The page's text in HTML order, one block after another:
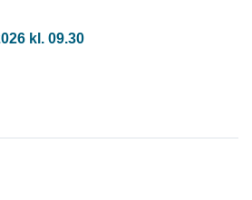
kl. 09.30